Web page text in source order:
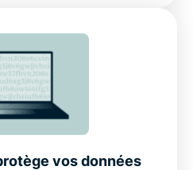
vos données